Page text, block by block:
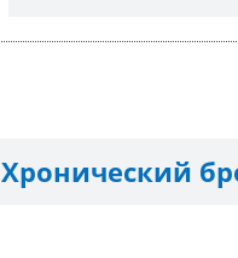
Хронический